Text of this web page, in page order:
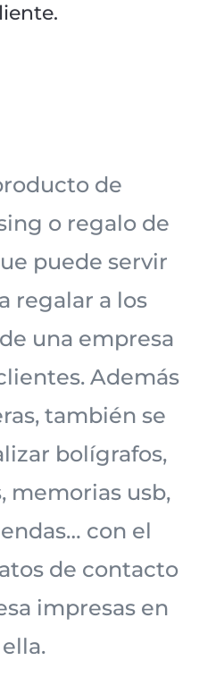
de
o regalo de
puede servir
regalar a los
una empresa
Además
también se
bolígrafos,
memorias usb,
con el
de contacto
impresas en
ella.